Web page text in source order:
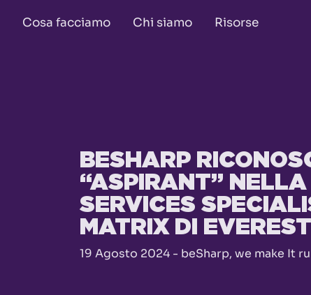
Cosa facciamo Chi siamo Risorse
BESHARP
“ASPIRANT”
SERVICES
MATRIX DI
19 Agosto 2024 - beSharp, we make It